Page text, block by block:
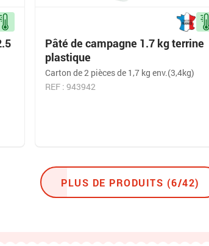
Pâté de campagne 1.7 kg terrine
plastique
Carton de 2 pièces de 1,7 kg env.(3,4kg)
REF : 943942
PLUS DE PRODUITS (6/42)